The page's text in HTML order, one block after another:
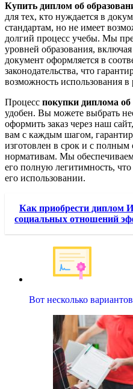
Купить диплом об
для тех, кто нуждается в
стандартам, но не имеет
долгий процесс учебы. Мы
уровней образования,
документ оформляется в
законодательства, что
возможность использования
Процесс покупки диплома об
удобен. Вы можете выбрать
оформить заказ через наш
вам с каждым шагом,
изготовлен в срок и с полным
нормативам. Мы
его полную легитимность,
его использовании.
Как приобрести диплом
социальных отношений
Вот несколько